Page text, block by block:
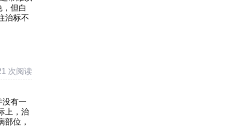
但白
治标不
次阅读
没有一
上，治
部位，